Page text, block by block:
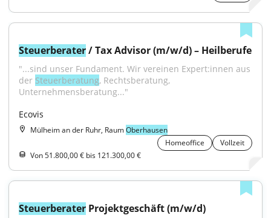
Steuerberater / Tax Advisor (m/w/d) – Heilberufe
"...sind unser Fundament. Wir vereinen Expert:innen aus
der Steuerberatung, Rechtsberatung,
Unternehmensberatung..."
Ecovis
Mülheim an der Ruhr, RaumOberhausen
Homeoffice
Vollzeit
Von 51.800,00 € bis 121.300,00 €
Steuerberater Projektgeschäft (m/w/d)